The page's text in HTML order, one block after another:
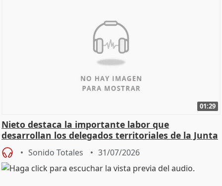
01:29
Nieto destaca la importante labor que
desarrollan los delegados territoriales de la Junta
Sonido Totales 31/07/2026